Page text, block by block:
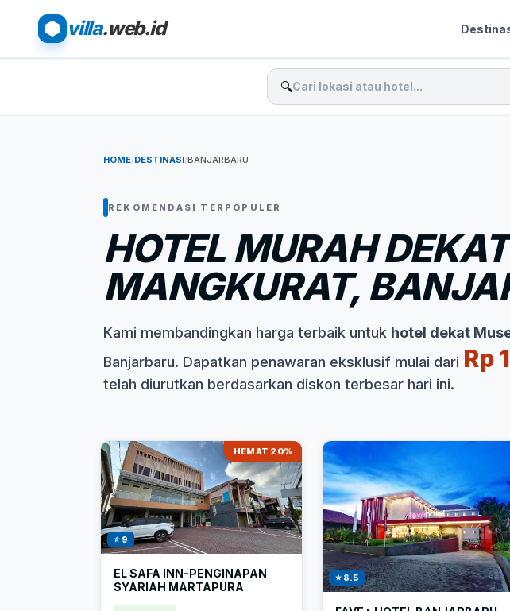
villa.web.id
🔍
HOME/DESTINASI/BANJARBARU
REKOMENDASI TERPOPULER
HOTEL MURAH
MANGKURAT,
Kami membandingkan harga terbaik untuk hotel dekat
Banjarbaru. Dapatkan penawaran eksklusif mulai dari Rp
telah diurutkan berdasarkan diskon terbesar hari ini.
HEMAT 20%
⭐ 9
EL SAFA INN-PENGINAPAN
SYARIAH MARTAPURA
⭐ 8.5